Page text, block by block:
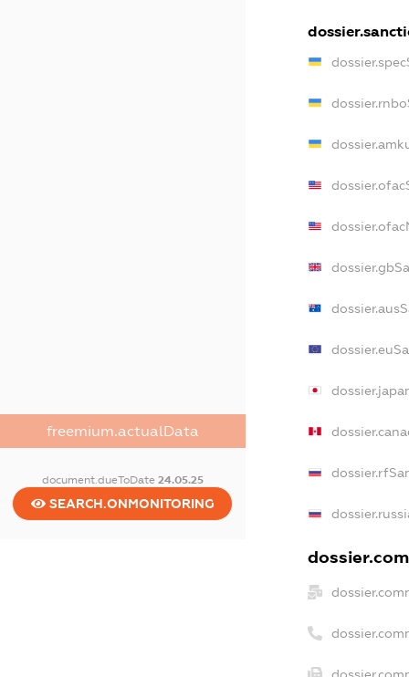
freemium.actualData
document.dueToDate 24.05.25
SEARCH.ONMONITORING